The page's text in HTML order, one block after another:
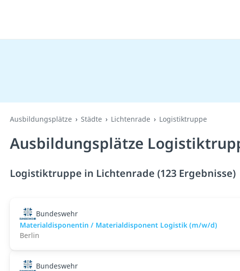
Ausbildungsplätze Städte Lichtenrade Logistiktruppe
Ausbildungsplätze
Logistiktruppe in Lichtenrade (123 Ergebnisse)
Bundeswehr
Materialdisponentin / Materialdisponent Logistik (m/w/d)
Berlin
Bundeswehr